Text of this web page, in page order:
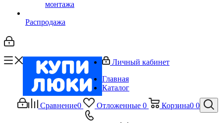
монтажа
Распродажа
Сравнение0 Отложенные 0 Корзина0 0
Личный кабинет
Главная
Каталог